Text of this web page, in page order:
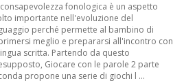
fonologica è un aspetto
importante nell'evoluzione del
perché permette al bambino di
meglio e prepararsi all'incontro con
scritta. Partendo da questo
Giocare con le parole 2 parte
propone una serie di giochi l ...